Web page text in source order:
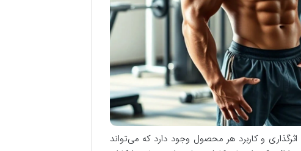
و کاربرد هر محصول وجود دارد که می‌تواند